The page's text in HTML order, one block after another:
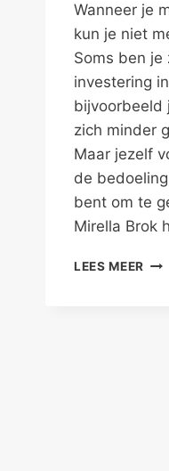
Wanneer je
kun je niet
Soms ben je
investering
bijvoorbeeld
zich minder
Maar jezelf
de
bent om te
Mirella Brok
LEES MEER TE